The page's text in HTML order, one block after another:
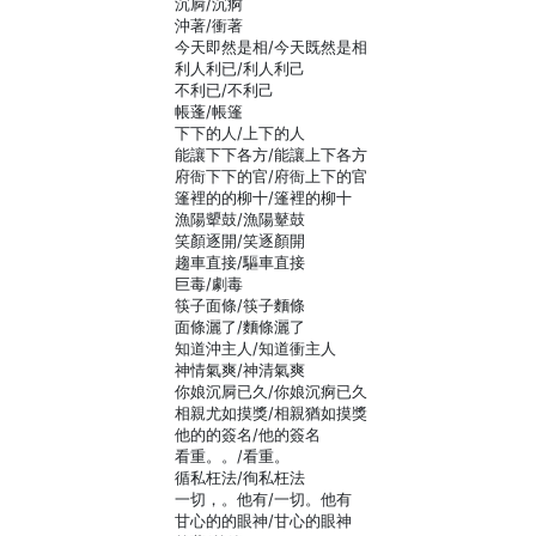
沖著/衝著
今天即然是相/今天既然是相
利人利已/利人利己
不利已/不利己
帳蓬/帳篷
下下的人/上下的人
能讓下下各方/能讓上下各方
府衙下下的官/府衙上下的官
篷裡的的柳十/篷裡的柳十
漁陽顰鼓/漁陽鼙鼓
笑顏逐開/笑逐顏開
趨車直接/驅車直接
巨毒/劇毒
筷子面條/筷子麵條
面條灑了/麵條灑了
知道沖主人/知道衝主人
神情氣爽/神清氣爽
你娘沉屙已久/你娘沉痾已久
相親尤如摸獎/相親猶如摸獎
他的的簽名/他的簽名
看重。。/看重。
循私枉法/徇私枉法
一切，。他有/一切。他有
甘心的的眼神/甘心的眼神